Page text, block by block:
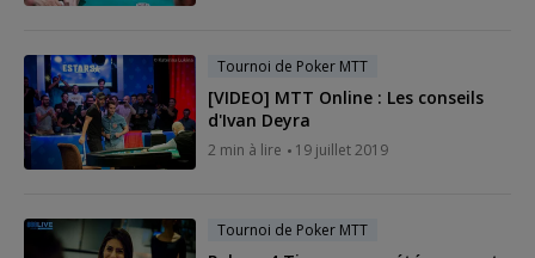
Tournoi de Poker MTT
[VIDEO] MTT Online : Les conseils
d'Ivan Deyra
2 min à lire 19 juillet 2019
Tournoi de Poker MTT